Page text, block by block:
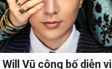
Will Vũ công bố diễn